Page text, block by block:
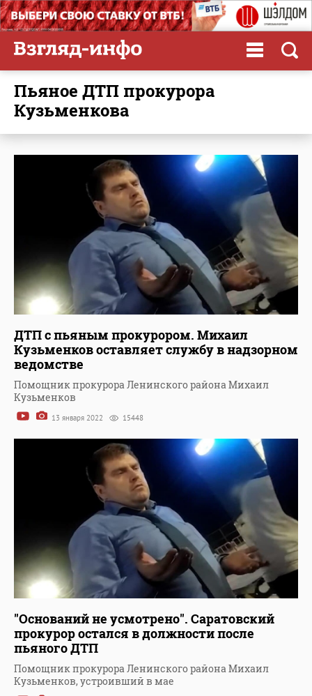
Пьяное ДТП прокурора
Кузьменкова
ДТП с пьяным прокурором. Михаил
Кузьменков оставляет службу в надзорном
ведомстве
Помощник прокурора Ленинского района Михаил
Кузьменков
13 января 2022 15448
"Оснований не усмотрено". Саратовский
прокурор остался в должности после
пьяного ДТП
Помощник прокурора Ленинского района Михаил
Кузьменков, устроивший в мае